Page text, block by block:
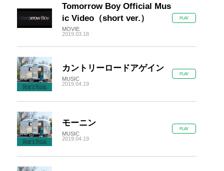
Tomorrow Boy Official Mus
ic Video（short ver.）
MOVIE
2019.03.18
PLAY
カントリーロードアゲイン
MUSIC
2019.04.19
PLAY
モーニン
MUSIC
2019.04.19
PLAY